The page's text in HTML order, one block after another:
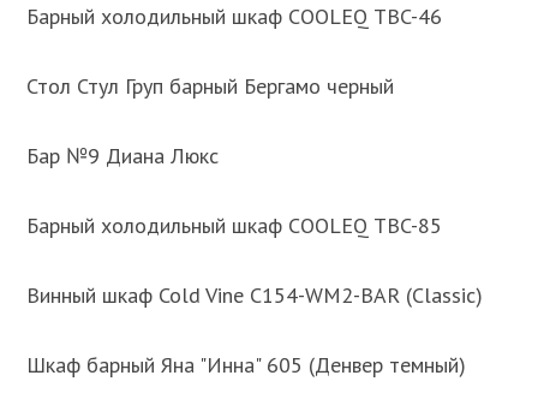
Барный холодильный шкаф COOLEQ TBC-46
Стол Стул Груп барный Бергамо черный
Бар №9 Диана Люкс
Барный холодильный шкаф COOLEQ TBC-85
Винный шкаф Cold Vine C154-WM2-BAR (Classic)
Шкаф барный Яна "Инна" 605 (Денвер темный)